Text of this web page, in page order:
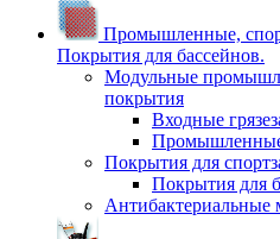
Промышленные,
Покрытия для бассейнов.
Модульные
покрытия
Входные
Покрытия для
Покрытия для
Антибактериальные